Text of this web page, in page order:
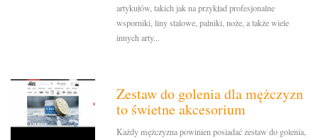
artykułów, takich jak na przykład profesjonalne
wsporniki, liny stalowe, palniki, noże, a także wiele
innych arty...
Zestaw do golenia dla mężczyzn
to świetne akcesorium
Każdy mężczyzna powinien posiadać zestaw do golenia,